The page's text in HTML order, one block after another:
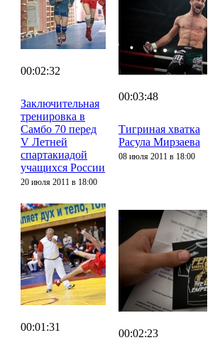
00:02:32
Заключительная
тренировка в
Самбо 70 перед
V Летней
спартакиадой
учащихся России
20 июля 2011 в 18:00
00:03:48
Тигриная хватка
Расула Мирзаева
08 июля 2011 в 18:00
00:01:31
00:02:23